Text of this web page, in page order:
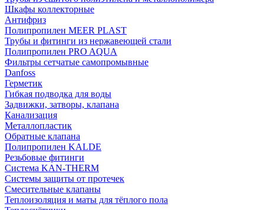
Шкафы коллекторные
Антифриз
Полипропилен MEER PLAST
Трубы и фитинги из нержавеющей стали
Полипропилен PRO AQUA
Фильтры сетчатые самопромывные
Danfoss
Герметик
Гибкая подводка для воды
Задвижки, затворы, клапана
Канализация
Металлопластик
Обратные клапана
Полипропилен KALDE
Резьбовые фитинги
Система KAN-THERM
Системы защиты от протечек
Смесительные клапаны
Теплоизоляция и маты для тёплого пола